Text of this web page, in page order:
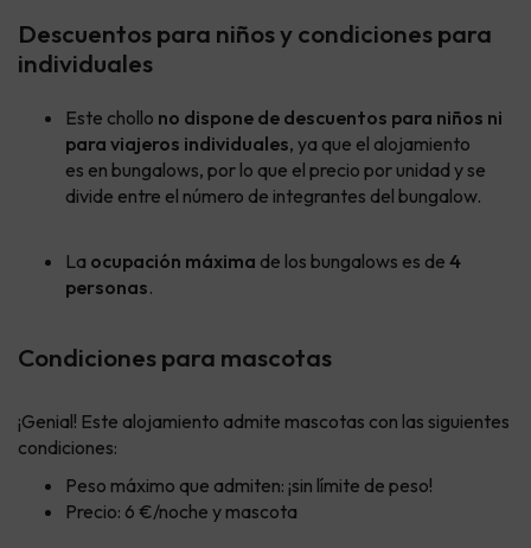
Descuentos para niños y condiciones para
individuales
Este chollo no dispone de descuentos para niños ni
para viajeros individuales, ya que el alojamiento
es en bungalows, por lo que el precio por unidad y se
divide entre el número de integrantes del bungalow.
La ocupación máxima de los bungalows es de 4
personas.
Condiciones para mascotas
¡Genial! Este alojamiento admite mascotas con las siguientes
condiciones:
Peso máximo que admiten: ¡sin límite de peso!
Precio: 6 €/noche y mascota